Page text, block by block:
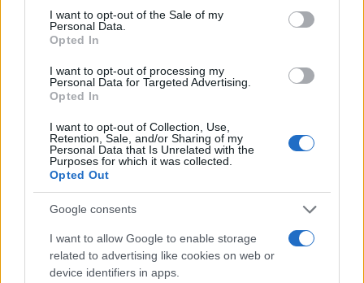
consent section.
I want to opt-out of the Sale of my
Personal Data.
Opted In
I want to opt-out of processing my
Personal Data for Targeted Advertising.
Opted In
I want to opt-out of Collection, Use,
Retention, Sale, and/or Sharing of my
Personal Data that Is Unrelated with the
Purposes for which it was collected.
Opted Out
Google consents
I want to allow Google to enable storage
related to advertising like cookies on web or
device identifiers in apps.
Nem vicc: Greta Thunbergék
újabb hajókat indítottak Gáza
felé
2025. október 4.